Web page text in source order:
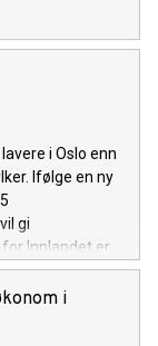
i Oslo enn
Ifølge en ny
gi
Innlandet er
i